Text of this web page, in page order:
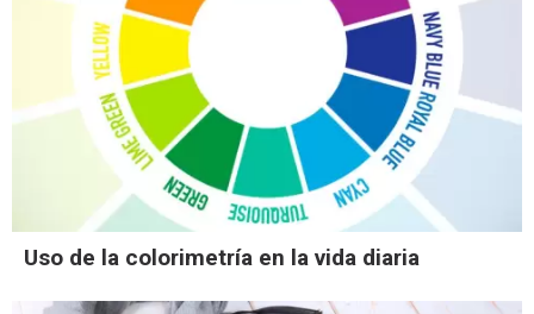
Uso de la colorimetría en la vida diaria